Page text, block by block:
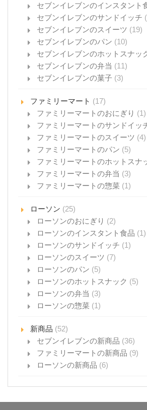
セブンイレブンのインスタント
セブンイレブンのサンドイッチ
セブンイレブンのスイーツ (19)
セブンイレブンのパン (10)
セブンイレブンのホットスナッ
セブンイレブンの弁当 (11)
セブンイレブンの菓子 (3)
ファミリーマート (17)
ファミリーマートのおにぎり (1)
ファミリーマートのサンドイッ
ファミリーマートのスイーツ (4)
ファミリーマートのパン (5)
ファミリーマートのホットスナ
ファミリーマートの弁当 (3)
ファミリーマートの惣菜 (1)
ローソン (25)
ローソンのおにぎり (2)
ローソンのインスタント食品 (1)
ローソンのサンドイッチ (1)
ローソンのスイーツ (7)
ローソンのパン (5)
ローソンのホットスナック (5)
ローソンの弁当 (3)
ローソンの惣菜 (1)
新商品 (52)
セブンイレブンの新商品 (36)
ファミリーマートの新商品 (9)
ローソンの新商品 (6)